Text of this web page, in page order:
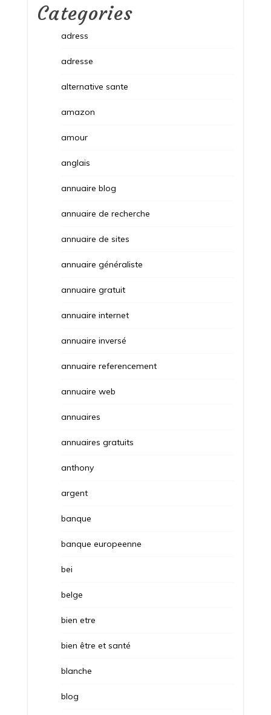
Categories
adress
adresse
alternative sante
amazon
amour
anglais
annuaire blog
annuaire de recherche
annuaire de sites
annuaire généraliste
annuaire gratuit
annuaire internet
annuaire inversé
annuaire referencement
annuaire web
annuaires
annuaires gratuits
anthony
argent
banque
banque europeenne
bei
belge
bien etre
bien être et santé
blanche
blog